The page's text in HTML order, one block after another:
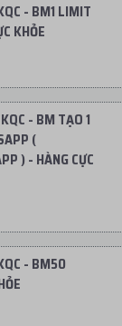
- BM1 LIMIT
KHỎE
- BM TẠO 1
(
) - HÀNG CỰC
- BM50